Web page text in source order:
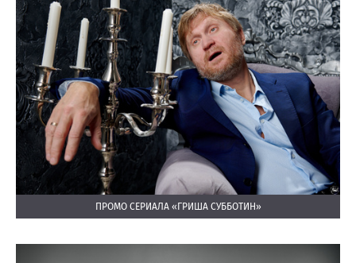
ПРОМО СЕРИАЛА «ГРИША СУББОТИН»